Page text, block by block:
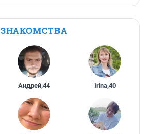
ЗНАКОМСТВА
Андрей,44 Irina,40